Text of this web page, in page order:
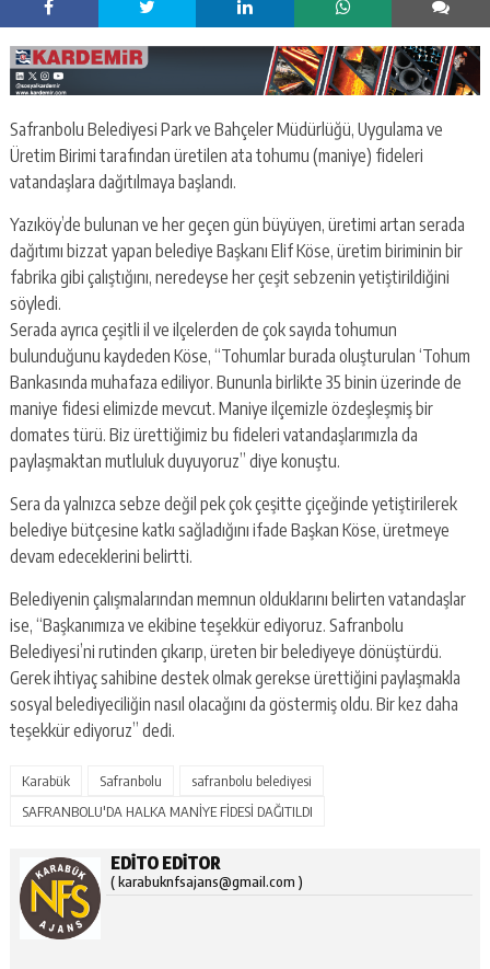
Safranbolu Belediyesi Park ve Bahçeler Müdürlüğü, Uygulama ve
Üretim Birimi tarafından üretilen ata tohumu (maniye) fideleri
vatandaşlara dağıtılmaya başlandı.
Yazıköy’de bulunan ve her geçen gün büyüyen, üretimi artan serada
dağıtımı bizzat yapan belediye Başkanı Elif Köse, üretim biriminin bir
fabrika gibi çalıştığını, neredeyse her çeşit sebzenin yetiştirildiğini
söyledi.
Serada ayrıca çeşitli il ve ilçelerden de çok sayıda tohumun
bulunduğunu kaydeden Köse, “Tohumlar burada oluşturulan ‘Tohum
Bankasında muhafaza ediliyor. Bununla birlikte 35 binin üzerinde de
maniye fidesi elimizde mevcut. Maniye ilçemizle özdeşleşmiş bir
domates türü. Biz ürettiğimiz bu fideleri vatandaşlarımızla da
paylaşmaktan mutluluk duyuyoruz” diye konuştu.
Sera da yalnızca sebze değil pek çok çeşitte çiçeğinde yetiştirilerek
belediye bütçesine katkı sağladığını ifade Başkan Köse, üretmeye
devam edeceklerini belirtti.
Belediyenin çalışmalarından memnun olduklarını belirten vatandaşlar
ise, “Başkanımıza ve ekibine teşekkür ediyoruz. Safranbolu
Belediyesi’ni rutinden çıkarıp, üreten bir belediyeye dönüştürdü.
Gerek ihtiyaç sahibine destek olmak gerekse ürettiğini paylaşmakla
sosyal belediyeciliğin nasıl olacağını da göstermiş oldu. Bir kez daha
teşekkür ediyoruz” dedi.
Karabük Safranbolu
safranbolu belediyesi
SAFRANBOLU'DA HALKA MANİYE FİDESİ DAĞITILDI
EDITO EDITOR
( karabuknfsajans@gmail.com )